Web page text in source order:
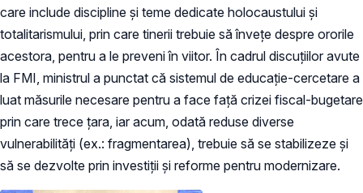
care include discipline și teme dedicate holocaustului și
totalitarismului, prin care tinerii trebuie să învețe despre ororile
acestora, pentru a le preveni în viitor. În cadrul discuțiilor avute
la FMI, ministrul a punctat că sistemul de educație-cercetare a
luat măsurile necesare pentru a face față crizei fiscal-bugetare
prin care trece țara, iar acum, odată reduse diverse
vulnerabilități (ex.: fragmentarea), trebuie să se stabilizeze și
să se dezvolte prin investiții și reforme pentru modernizare.